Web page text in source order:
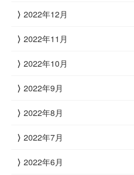
2022年12月
2022年11月
2022年10月
2022年9月
2022年8月
2022年7月
2022年6月